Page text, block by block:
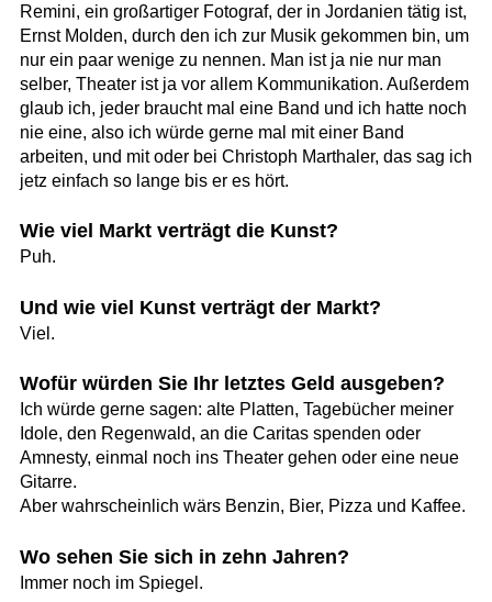
Remini, ein großartiger Fotograf, der in Jordanien tätig ist,
Ernst Molden, durch den ich zur Musik gekommen bin, um
nur ein paar wenige zu nennen. Man ist ja nie nur man
selber, Theater ist ja vor allem Kommunikation. Außerdem
glaub ich, jeder braucht mal eine Band und ich hatte noch
nie eine, also ich würde gerne mal mit einer Band
arbeiten, und mit oder bei Christoph Marthaler, das sag ich
jetz einfach so lange bis er es hört.
Wie viel Markt verträgt die Kunst?
Puh.
Und wie viel Kunst verträgt der Markt?
Viel.
Wofür würden Sie Ihr letztes Geld ausgeben?
Ich würde gerne sagen: alte Platten, Tagebücher meiner
Idole, den Regenwald, an die Caritas spenden oder
Amnesty, einmal noch ins Theater gehen oder eine neue
Gitarre.
Aber wahrscheinlich wärs Benzin, Bier, Pizza und Kaffee.
Wo sehen Sie sich in zehn Jahren?
Immer noch im Spiegel.